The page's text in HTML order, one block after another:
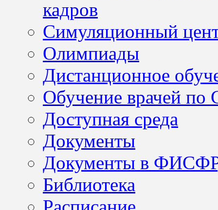
кадров
Симуляционный
Олимпиады
Дистанционное
Обучение врачей по
Доступная среда
Документы
Документы в
Библиотека